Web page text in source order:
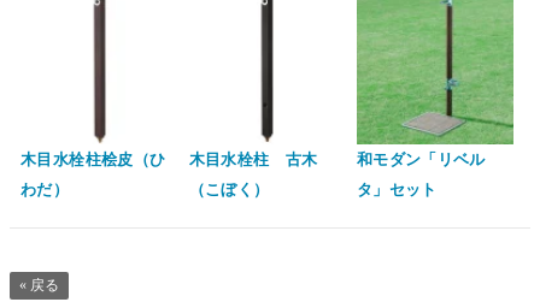
木目水栓柱桧皮（ひ
わだ）
木目水栓柱 古木
（こぼく）
和モダン「リベル
タ」セット
« 戻る